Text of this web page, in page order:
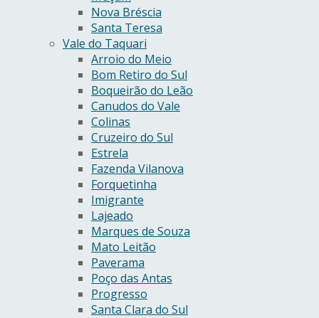
Nova Bréscia
Santa Teresa
Vale do Taquari
Arroio do Meio
Bom Retiro do Sul
Boqueirão do Leão
Canudos do Vale
Colinas
Cruzeiro do Sul
Estrela
Fazenda Vilanova
Forquetinha
Imigrante
Lajeado
Marques de Souza
Mato Leitão
Paverama
Poço das Antas
Progresso
Santa Clara do Sul